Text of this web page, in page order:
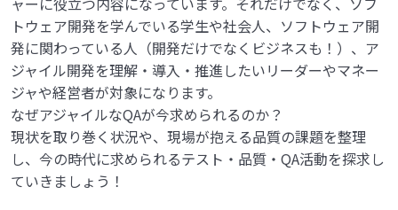
トウェア開発を学んでいる学生や社会人、ソフトウェア開
発に関わっている人（開発だけでなくビジネスも！）、ア
ジャイル開発を理解・導入・推進したいリーダーやマネー
ジャや経営者が対象になります。
なぜアジャイルなQAが今求められるのか？
現状を取り巻く状況や、現場が抱える品質の課題を整理
し、今の時代に求められるテスト・品質・QA活動を探求し
ていきましょう！